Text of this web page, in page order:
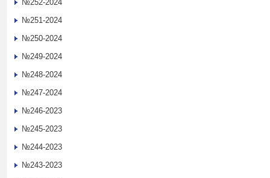
№252-2024
№251-2024
№250-2024
№249-2024
№248-2024
№247-2024
№246-2023
№245-2023
№244-2023
№243-2023